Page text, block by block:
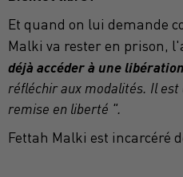
Et quand on lui demande
Malki va rester en prison,
déjà accéder à une
réfléchir aux modalités. Il est
remise en liberté ".
Fettah Malki est incarcéré